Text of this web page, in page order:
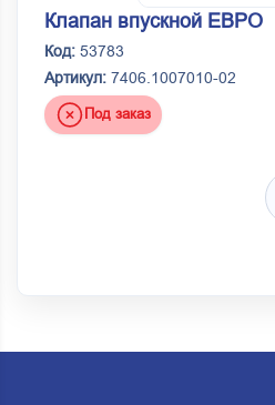
Клапан впускной ЕВРО
Код: 53783
Артикул: 7406.1007010-02
Под заказ